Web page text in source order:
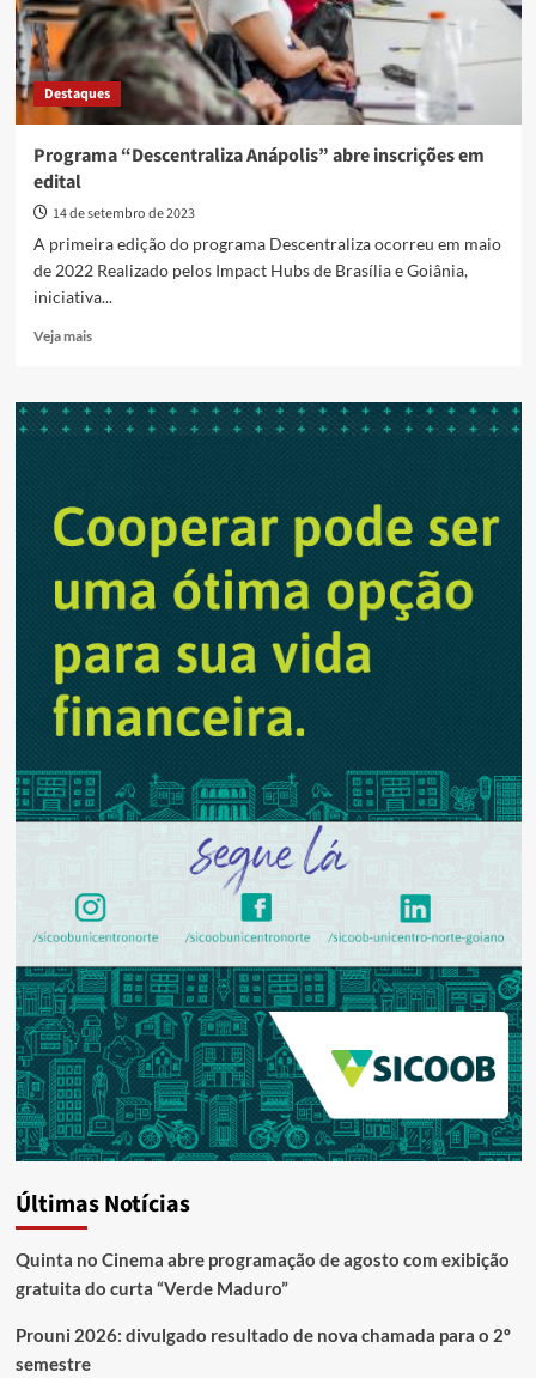
Destaques
Programa “Descentraliza Anápolis” abre inscrições em
edital
14 de setembro de 2023
A primeira edição do programa Descentraliza ocorreu em maio
de 2022 Realizado pelos Impact Hubs de Brasília e Goiânia,
iniciativa...
Veja maisRead
Programa
“Descentraliza
em
edital
Últimas Notícias
Quinta no Cinema abre programação de agosto com exibição
gratuita do curta “Verde Maduro”
Prouni 2026: divulgado resultado de nova chamada para o 2º
semestre